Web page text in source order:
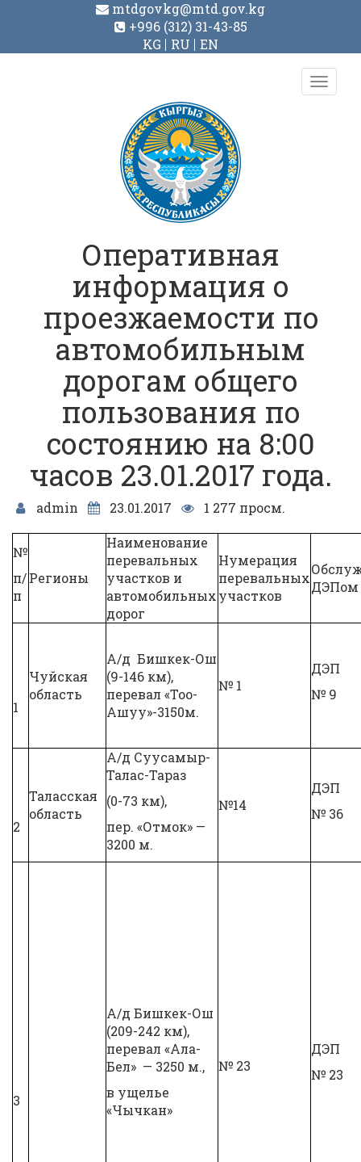
mtdgovkg@mtd.gov.kg
+996 (312) 31-43-85
KG
RU EN
Toggle
Оперативная
информация о
проезжаемости по
автомобильным
дорогам общего
пользования по
состоянию на 8:00
часов 23.01.2017 года.
admin 23.01.2017 1 277 просм.
№
п/
п
Регионы
Наименование
перевальных
участков и
автомобильных
дорог
Нумерация
перевальных
участков
ДЭПом
1
Чуйская
область
А/д Бишкек-Ош
(9-146 км),
перевал «Тоо-
Ашуу»-3150м.
№ 1
ДЭП
№ 9
2
Таласская
область
А/д Суусамыр-
Талас-Тараз
(0-73 км),
пер. «Отмок» —
3200 м.
№14
ДЭП
№ 36
3
А/д Бишкек-Ош
(209-242 км),
перевал «Ала-
Бел» — 3250 м.,
в ущелье
«Чычкан»
№ 23
ДЭП
№ 23